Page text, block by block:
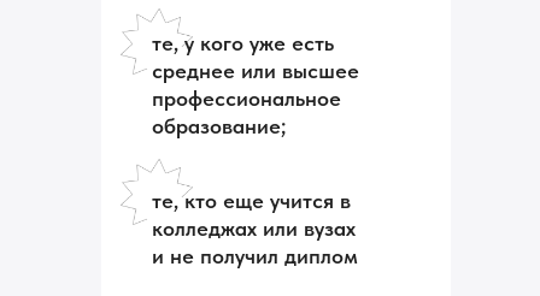
те, у кого уже есть
среднее или высшее
профессиональное
образование;
те, кто еще учится в
колледжах или вузах
и не получил диплом